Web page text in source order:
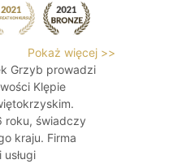
Pokaż więcej >>
Grzyb prowadzi
Klępie
roku, świadczy
kraju. Firma